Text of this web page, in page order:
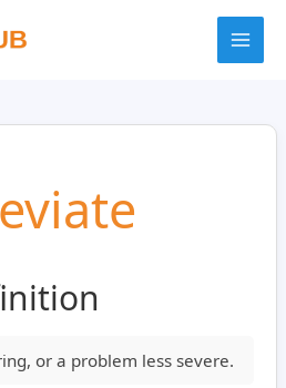
or a problem less severe.